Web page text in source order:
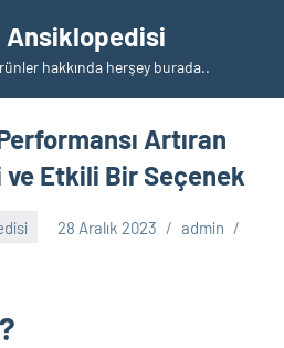
hakkında herşey burada..
Artıran
Etkili Bir Seçenek
28 Aralık 2023
admin